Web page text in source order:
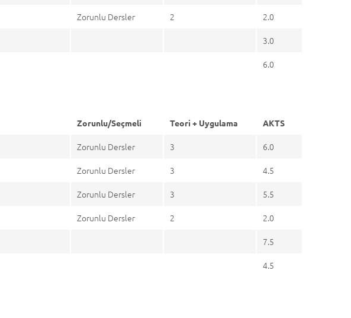
Zorunlu Dersler 2
2.0
3.0
6.0
Zorunlu/Seçmeli Teori + Uygulama AKTS
Zorunlu Dersler 3
6.0
Zorunlu Dersler 3
4.5
Zorunlu Dersler 3
5.5
Zorunlu Dersler 2
2.0
7.5
4.5